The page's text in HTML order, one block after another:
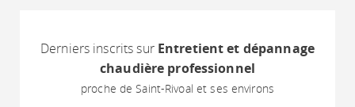
Derniers inscrits sur Entretient et dépannage
chaudière professionnel
proche de Saint-Rivoal et ses environs